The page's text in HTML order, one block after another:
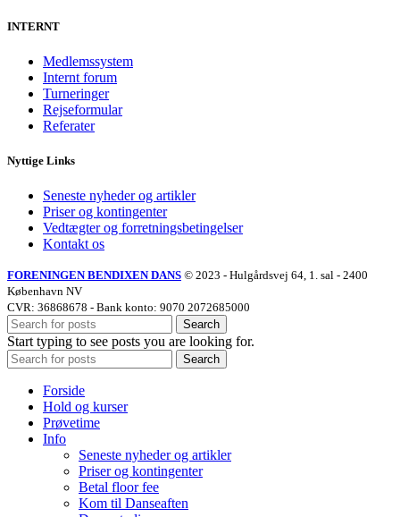
INTERNT
Medlemssystem
Internt forum
Turneringer
Rejseformular
Referater
Nyttige Links
Seneste nyheder og artikler
Priser og kontingenter
Vedtægter og forretningsbetingelser
Kontakt os
FORENINGEN BENDIXEN DANS © 2023 - Hulgårdsvej 64, 1. sal - 2400
København NV
CVR: 36868678 - Bank konto: 9070 2072685000
Search
Start typing to see posts you are looking for.
Search
Forside
Hold og kurser
Prøvetime
Info
Seneste nyheder og artikler
Priser og kontingenter
Betal floor fee
Kom til Danseaften